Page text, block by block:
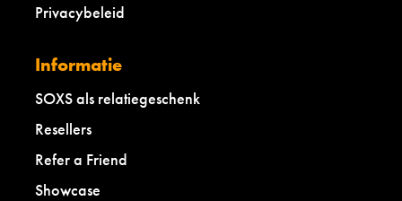
Privacybeleid
Informatie
SOXS als relatiegeschenk
Resellers
Refer a Friend
Showcase